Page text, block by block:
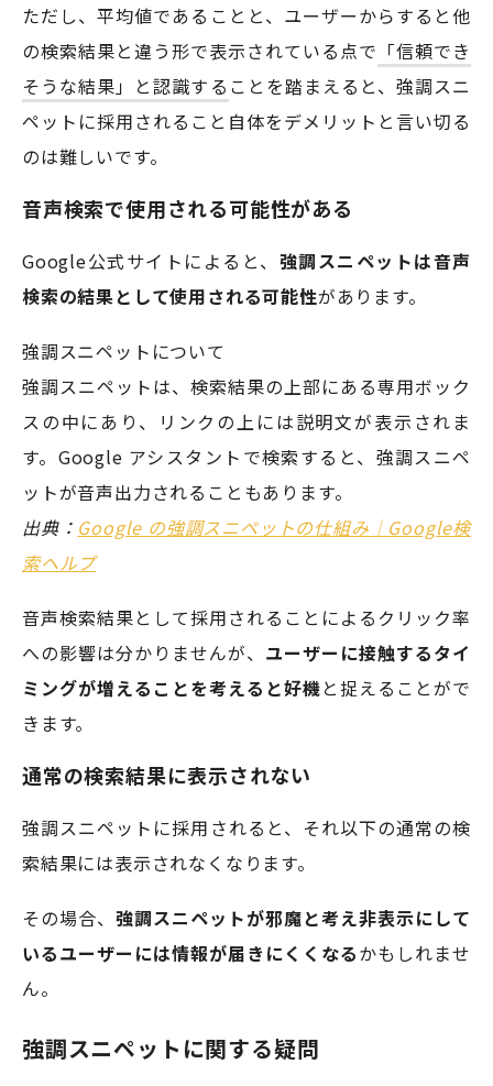
ただし、平均値であることと、ユーザーからすると他
の検索結果と違う形で表示されている点で 「信頼でき
そうな結果」と認識する ことを踏まえると、強調スニ
ペットに採用されること自体をデメリットと言い切る
のは難しいです。
音声検索で使用される可能性がある
Google公式サイトによると、 強調スニペットは音声
検索の結果として使用される可能性があります。
強調スニペットについて
強調スニペットは、検索結果の上部にある専用ボック
スの中にあり、リンクの上には説明文が表示されま
す。Google アシスタントで検索すると、強調スニペ
ットが音声出力されることもあります。
出典： Google の強調スニペットの仕組み｜Google検
索ヘルプ
音声検索結果として採用されることによるクリック率
への影響は分かりませんが、 ユーザーに接触するタイ
ミングが増えることを考えると好機と捉えることがで
きます。
通常の検索結果に表示されない
強調スニペットに採用されると、それ以下の通常の検
索結果には表示されなくなります。
その場合、強調スニペットが邪魔と考え非表示にして
いるユーザーには情報が届きにくくなるかもしれませ
ん。
強調スニペットに関する疑問